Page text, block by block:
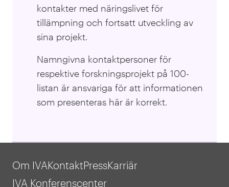
kontakter med näringslivet för
tillämpning och fortsatt utveckling av
sina projekt.
Namngivna kontaktpersoner för
respektive forskningsprojekt på 100-
listan är ansvariga för att informationen
som presenteras här är korrekt.
Om IVAKontaktPressKarriär
IVA Konferenscenter